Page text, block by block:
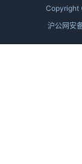
Copyright
沪公网安